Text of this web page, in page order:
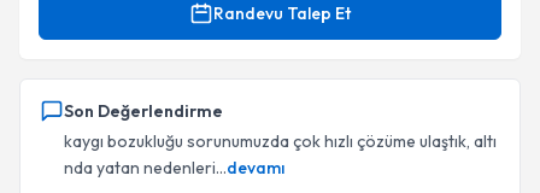
Randevu Talep Et
Son Değerlendirme
kaygı bozukluğu sorunumuzda çok hızlı çözüme ulaştık, altı
nda yatan nedenleri...devamı